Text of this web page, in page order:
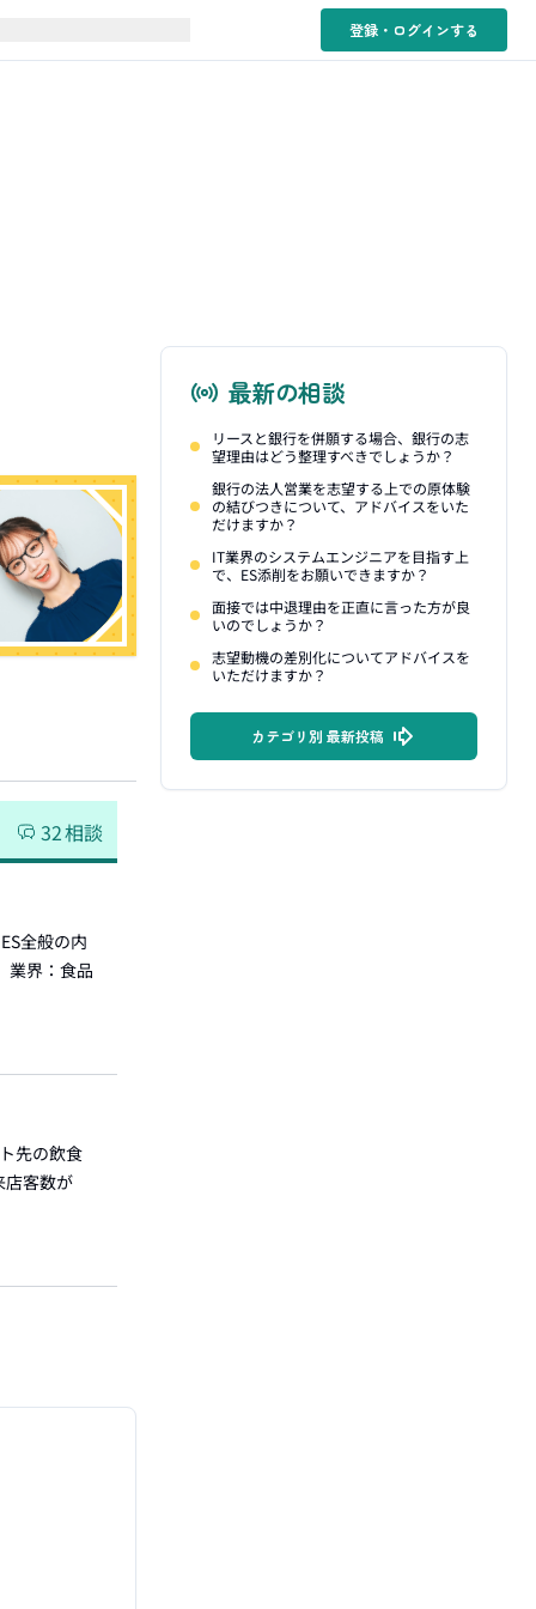
登録・ログインする
32相談
全般の内
業界：食品
先の飲食
店客数が
最新の相談
リースと銀行を併願する場合、銀行の志
望理由はどう整理すべきでしょうか？
銀行の法人営業を志望する上での原体験
の結びつきについて、アドバイスをいた
だけますか？
IT業界のシステムエンジニアを目指す上
で、ES添削をお願いできますか？
面接では中退理由を正直に言った方が良
いのでしょうか？
志望動機の差別化についてアドバイスを
いただけますか？
カテゴリ別 最新投稿